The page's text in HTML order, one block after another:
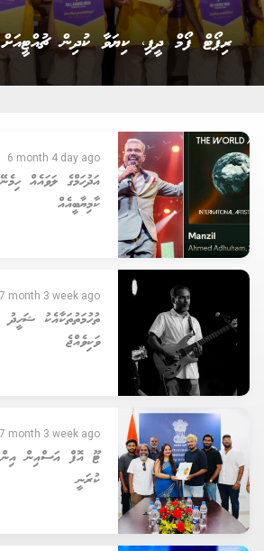
ރައީސް ނަޝީދު އެމްޑީޕީގެ ޗެއާޕާސަން
ކުރެއްވުން
6 month 4 day ago
އަދުހަމްގެ ލަވައެއް
ކާމިޔާބީއެއް
7 month 3 week ago
ތުހުމަތުތަކާއެކު
ވަކިވެއްޖެ
7 month 3 week ago
ޓޫ އޮފް އަސްއިން
ކުރަނީ